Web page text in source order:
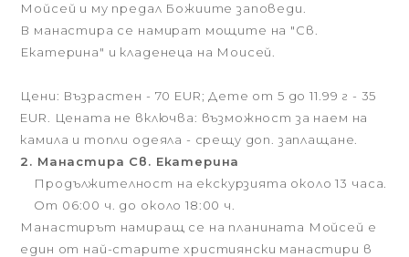
Мойсей и му предал Божиите заповеди.
В манастира се намират мощите на "Св.
Екатерина" и кладенеца на Моисей.
Цени: Възрастен - 70 EUR; Дете от 5 до 11.99 г - 35
EUR. Цената не включва: възможност за наем на
камила и топли одеяла - срещу доп. заплащане.
2. Манастира Св. Екатерина
Продължителност на екскурзията около 13 часа.
От 06:00 ч. до около 18:00 ч.
Манастирът намиращ се на планината Мойсей е
един от най-старите християнски манастири в